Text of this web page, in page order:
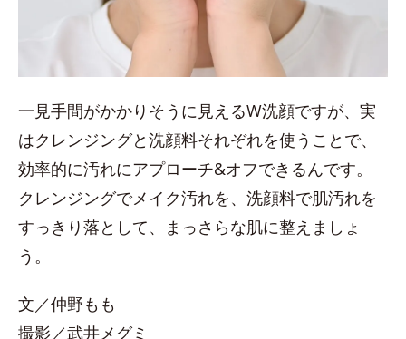
一見手間がかかりそうに見えるW洗顔ですが、実
はクレンジングと洗顔料それぞれを使うことで、
効率的に汚れにアプローチ&オフできるんです。
クレンジングでメイク汚れを、洗顔料で肌汚れを
すっきり落として、まっさらな肌に整えましょ
う。
文／仲野もも
撮影／武井メグミ